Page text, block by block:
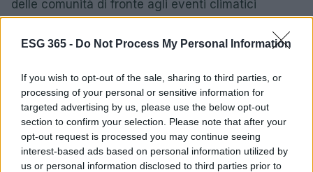
ESG 365 - Do Not Process My Personal Information
If you wish to opt-out of the sale, sharing to third parties, or
processing of your personal or sensitive information for
targeted advertising by us, please use the below opt-out
section to confirm your selection. Please note that after your
opt-out request is processed you may continue seeing
interest-based ads based on personal information utilized by
us or personal information disclosed to third parties prior to
delle comunità di fronte agli eventi climatici
L’obiettivo 15 si concentra sulla conservazione
degli ecosistemi terrestri e sulla gestione
sostenibile delle foreste. La protezione della
biodiversità risulta essenziale per il benessere e la
salute del pianeta.